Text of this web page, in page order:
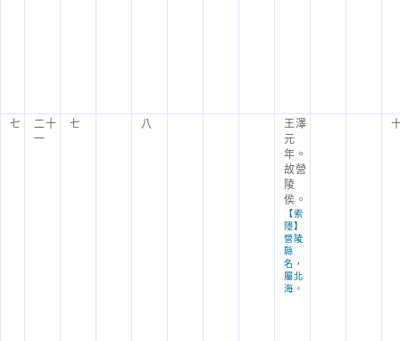
七
二十
一
七 八
王澤
元
年。
故營
陵
侯。
【索
隱】
營陵
縣
名，
屬北
海。